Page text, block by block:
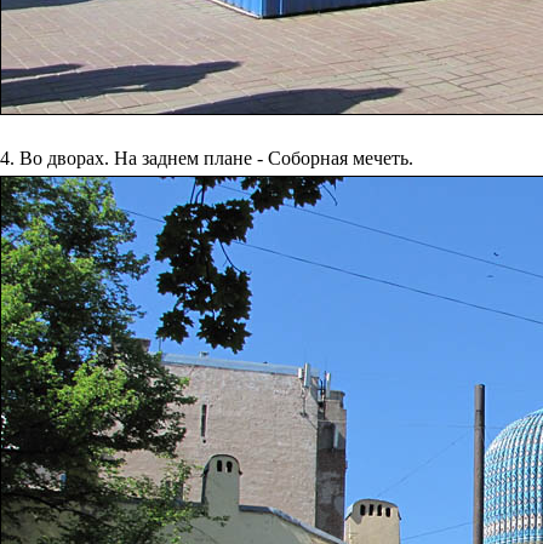
4. Во дворах. На заднем плане - Соборная мечеть.